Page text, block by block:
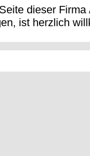
dieser
ist herzlich